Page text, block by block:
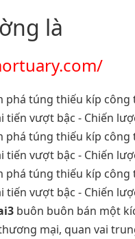
là
buôn buôn bán một
mại, quan vai